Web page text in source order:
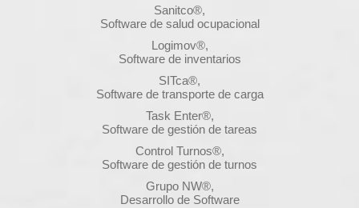
Sanitco®,
Software de salud ocupacional
Logimov®,
Software de inventarios
SITca®,
Software de transporte de carga
Task Enter®,
Software de gestión de tareas
Control Turnos®,
Software de gestión de turnos
Grupo NW®,
Desarrollo de Software